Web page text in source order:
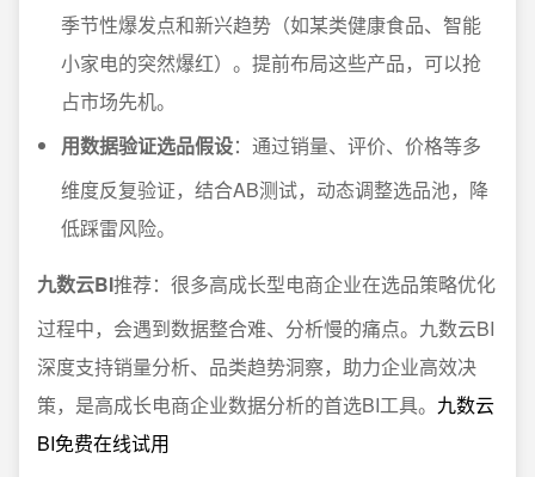
季节性爆发点和新兴趋势（如某类健康食品、智能
小家电的突然爆红）。提前布局这些产品，可以抢
占市场先机。
用数据验证选品假设：通过销量、评价、价格等多
维度反复验证，结合AB测试，动态调整选品池，降
低踩雷风险。
九数云BI推荐：很多高成长型电商企业在选品策略优化
过程中，会遇到数据整合难、分析慢的痛点。九数云BI
深度支持销量分析、品类趋势洞察，助力企业高效决
策，是高成长电商企业数据分析的首选BI工具。 九数云
BI免费在线试用